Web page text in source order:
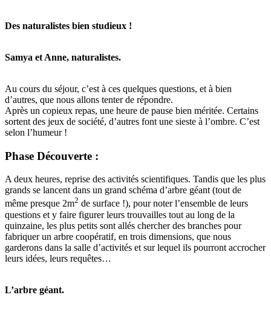
Des naturalistes bien studieux !
Samya et Anne, naturalistes.
Au cours du séjour, c’est à ces quelques questions, et à bien
d’autres, que nous allons tenter de répondre.
Après un copieux repas, une heure de pause bien méritée. Certains
sortent des jeux de société, d’autres font une sieste à l’ombre. C’est
selon l’humeur !
Phase Découverte :
A deux heures, reprise des activités scientifiques. Tandis que les plus
grands se lancent dans un grand schéma d’arbre géant (tout de
même presque 2m2 de surface !), pour noter l’ensemble de leurs
questions et y faire figurer leurs trouvailles tout au long de la
quinzaine, les plus petits sont allés chercher des branches pour
fabriquer un arbre coopératif, en trois dimensions, que nous
garderons dans la salle d’activités et sur lequel ils pourront accrocher
leurs idées, leurs requêtes…
L’arbre géant.